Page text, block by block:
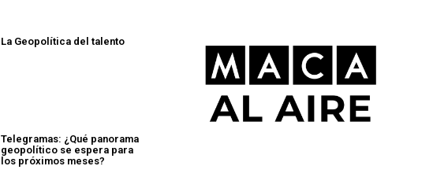
La Geopolítica del talento
Telegramas: ¿Qué panorama
geopolítico se espera para
los próximos meses?